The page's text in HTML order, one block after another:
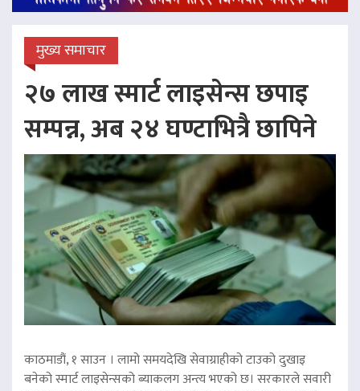
मुख्य समाचार
२७ लाख स्मार्ट लाइसेन्स छपाइ
सम्पन्न, अब २४ घण्टाभित्रै छापिने
काठमाडौं, १ साउन । लामो समयदेखि सेवाग्राहीको टाउको दुखाइ
बनेको स्मार्ट लाइसेन्सको ब्याकलग अन्त्य भएको छ। सरकारले सवारी